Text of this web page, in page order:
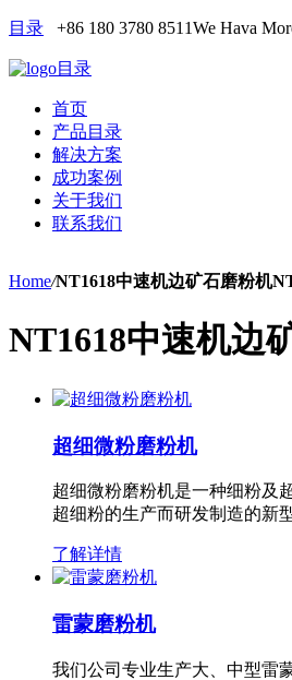
目录 +86 180 3780 8511We Hava
目录
首页
产品目录
解决方案
成功案例
关于我们
联系我们
Home/NT1618中速机边矿石磨粉机
NT1618中速机边
超细微粉磨粉机
超细微粉磨粉机是一种细粉及
超细粉的生产而研发制造的新
了解详情
雷蒙磨粉机
我们公司专业生产大、中型雷